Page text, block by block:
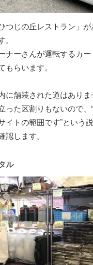
つじの丘レストラン」
。
ナーさんが運転するカー
もらいます。
に舗装された道はありま
った区割りもないので、
イトの範囲です”という
認します。
ル